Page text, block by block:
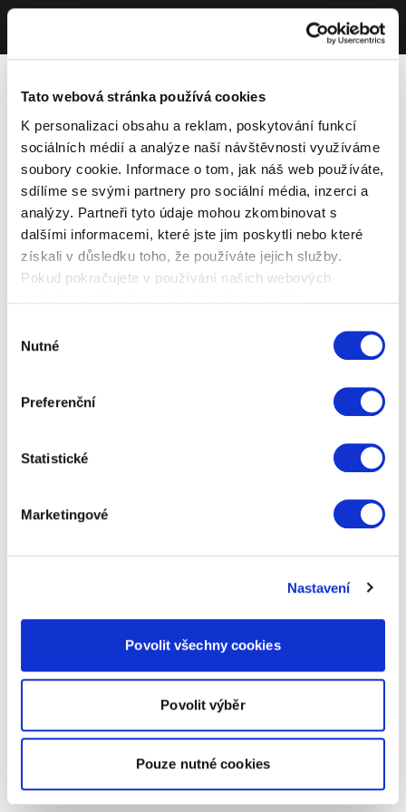
Tato webová stránka používá cookies
K personalizaci obsahu a reklam, poskytování funkcí
sociálních médií a analýze naší návštěvnosti využíváme
soubory cookie. Informace o tom, jak náš web používáte,
sdílíme se svými partnery pro sociální média, inzerci a
analýzy. Partneři tyto údaje mohou zkombinovat s
dalšími informacemi, které jste jim poskytli nebo které
získali v důsledku toho, že používáte jejich služby.
Pokud pokračujete v používání našich webových
souhlasu
Nutné
Preferenční
Statistické
Marketingové
Nastavení
Povolit všechny cookies
Povolit výběr
Pouze nutné cookies